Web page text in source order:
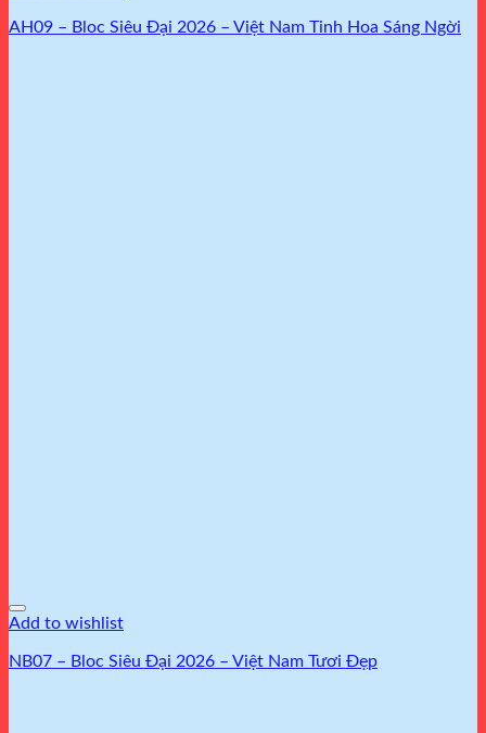
AH09 – Bloc Siêu Đại 2026 – Việt Nam Tinh Hoa Sáng Ngời
Add to wishlist
NB07 – Bloc Siêu Đại 2026 – Việt Nam Tươi Đẹp